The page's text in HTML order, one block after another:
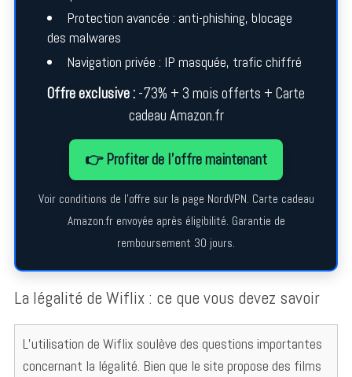
Protection avancée : anti-phishing, blocage
des malwares
Navigation privée : IP masquée, trafic chiffré
Offre exclusive : -73% + 3 mois offerts + Carte
cadeau Amazon.fr
👉 Profiter de l’offre maintenant
Voir conditions de l’offre sur la page NordVPN. Carte cadeau
Amazon.fr envoyée après éligibilité. Garantie de
remboursement 30 jours.
La légalité de Wiflix : ce que vous devez savoir
L’utilisation de Wiflix soulève des questions importantes
concernant la légalité. Bien que le site propose des films